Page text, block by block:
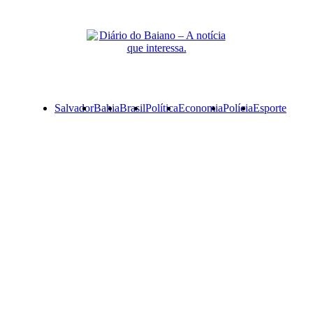
PrimarySalvadorBahiaBrasilPolíticaEconomiaPolíciaEsporte